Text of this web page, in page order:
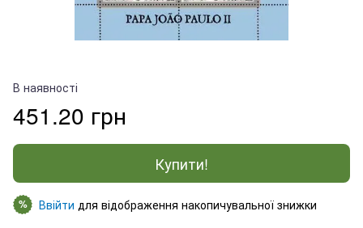
В наявності
451.20 грн
Купити!
% Ввійти для відображення накопичувальної знижки